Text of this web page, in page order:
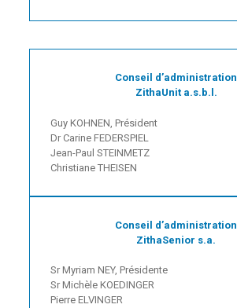
Conseil d’administration
ZithaUnit a.s.b.l.
Guy KOHNEN, Président
Dr Carine FEDERSPIEL
Jean-Paul STEINMETZ
Christiane THEISEN
Conseil d’administration
ZithaSenior s.a.
Sr Myriam NEY, Présidente
Sr Michèle KOEDINGER
Pierre ELVINGER